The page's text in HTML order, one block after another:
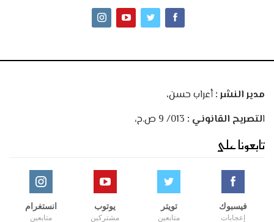
مدير النشر :أعراب حسن،
التصريح القانوني :
تابعونا على
فيسبوك
إعجابات
تويتر
متابعين
يوتوب
مشتركين
انستغرام
متابعين